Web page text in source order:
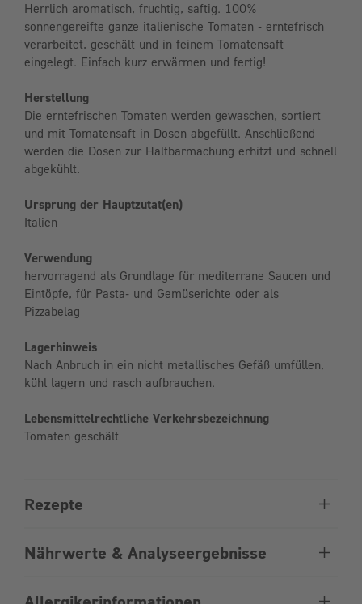
Herrlich aromatisch, fruchtig, saftig. 100%
sonnengereifte ganze italienische Tomaten - erntefrisch
verarbeitet, geschält und in feinem Tomatensaft
eingelegt. Einfach kurz erwärmen und fertig!
Herstellung
Die erntefrischen Tomaten werden gewaschen, sortiert
und mit Tomatensaft in Dosen abgefüllt. Anschließend
werden die Dosen zur Haltbarmachung erhitzt und schnell
abgekühlt.
Ursprung der Hauptzutat(en)
Italien
Verwendung
hervorragend als Grundlage für mediterrane Saucen und
Eintöpfe, für Pasta- und Gemüserichte oder als
Pizzabelag
Lagerhinweis
Nach Anbruch in ein nicht metallisches Gefäß umfüllen,
kühl lagern und rasch aufbrauchen.
Lebensmittelrechtliche Verkehrsbezeichnung
Tomaten geschält
Rezepte
Nährwerte & Analyseergebnisse